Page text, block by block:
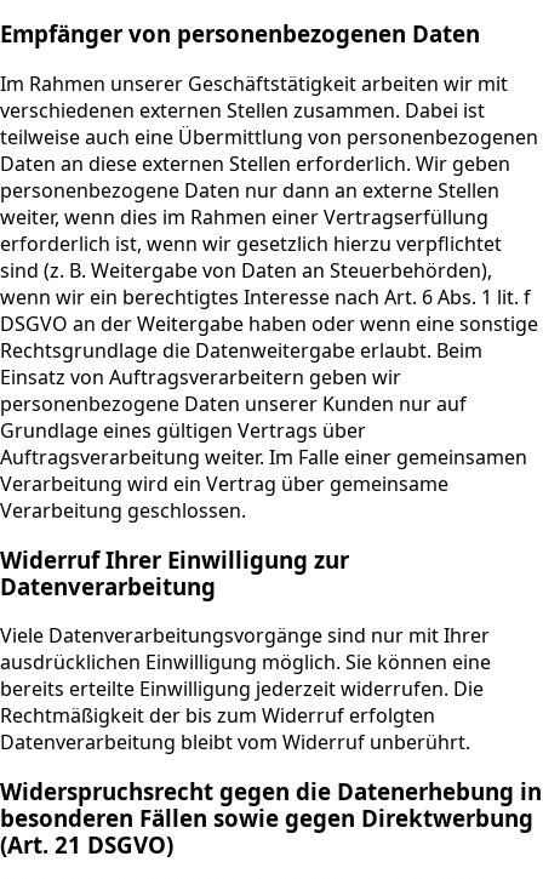
Empfänger von personenbezogenen Daten
Im Rahmen unserer Geschäftstätigkeit arbeiten wir mit
verschiedenen externen Stellen zusammen. Dabei ist
teilweise auch eine Übermittlung von personenbezogenen
Daten an diese externen Stellen erforderlich. Wir geben
personenbezogene Daten nur dann an externe Stellen
weiter, wenn dies im Rahmen einer Vertragserfüllung
erforderlich ist, wenn wir gesetzlich hierzu verpflichtet
sind (z. B. Weitergabe von Daten an Steuerbehörden),
wenn wir ein berechtigtes Interesse nach Art. 6 Abs. 1 lit. f
DSGVO an der Weitergabe haben oder wenn eine sonstige
Rechtsgrundlage die Datenweitergabe erlaubt. Beim
Einsatz von Auftragsverarbeitern geben wir
personenbezogene Daten unserer Kunden nur auf
Grundlage eines gültigen Vertrags über
Auftragsverarbeitung weiter. Im Falle einer gemeinsamen
Verarbeitung wird ein Vertrag über gemeinsame
Verarbeitung geschlossen.
Widerruf Ihrer Einwilligung zur
Datenverarbeitung
Viele Datenverarbeitungsvorgänge sind nur mit Ihrer
ausdrücklichen Einwilligung möglich. Sie können eine
bereits erteilte Einwilligung jederzeit widerrufen. Die
Rechtmäßigkeit der bis zum Widerruf erfolgten
Datenverarbeitung bleibt vom Widerruf unberührt.
Widerspruchsrecht gegen die Datenerhebung in
besonderen Fällen sowie gegen Direktwerbung
(Art. 21 DSGVO)